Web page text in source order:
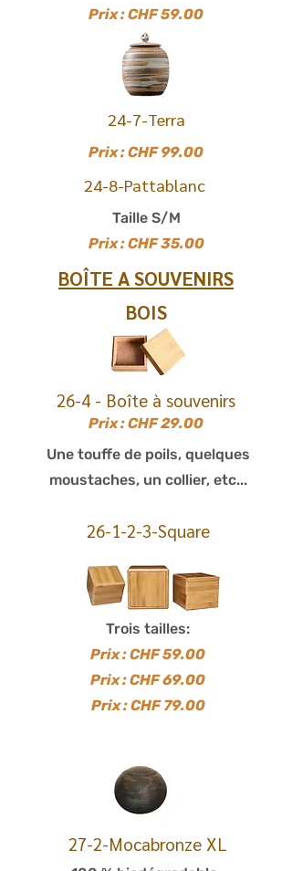
Prix : CHF 59.00
24-7-Terra
Prix : CHF 99.00
24-8-Pattablanc
Taille S/M
Prix : CHF 35.00
BOÎTE A SOUVENIRS
BOIS
26-4 - Boîte à souvenirs
Prix : CHF 29.00
Une touffe de poils, quelques
moustaches, un collier, etc...
26-1-2-3-Square
Trois tailles:
Prix : CHF 59.00
Prix : CHF 69.00
Prix : CHF 79.00
27-2-Mocabronze XL